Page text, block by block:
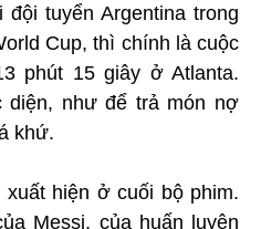
tuyển Argentina trong
Cup, thì chính là cuộc
phút 15 giây ở Atlanta.
diện, như để trả món nợ
khứ.
xuất hiện ở cuối bộ phim.
Messi, của huấn luyện